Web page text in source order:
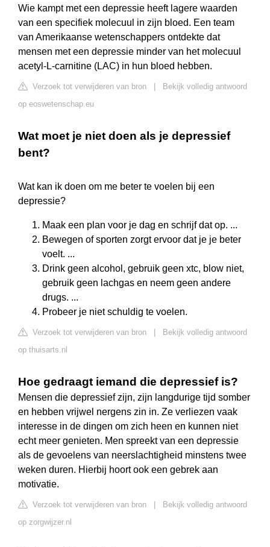
Wie kampt met een depressie heeft lagere waarden
van een specifiek molecuul in zijn bloed. Een team
van Amerikaanse wetenschappers ontdekte dat
mensen met een depressie minder van het molecuul
acetyl-L-carnitine (LAC) in hun bloed hebben.
Verzoek tot verwijderen van bron
Bekijk volledig antwoord
op eoswetenschap.eu
Wat moet je niet doen als je depressief
bent?
Wat kan ik doen om me beter te voelen bij een
depressie?
Maak een plan voor je dag en schrijf dat op. ...
Bewegen of sporten zorgt ervoor dat je je beter
voelt. ...
Drink geen alcohol, gebruik geen xtc, blow niet,
gebruik geen lachgas en neem geen andere
drugs. ...
Probeer je niet schuldig te voelen.
Verzoek tot verwijderen van bron
Bekijk volledig antwoord
op thuisarts.nl
Hoe gedraagt iemand die depressief is?
Mensen die depressief zijn, zijn langdurige tijd somber
en hebben vrijwel nergens zin in. Ze verliezen vaak
interesse in de dingen om zich heen en kunnen niet
echt meer genieten. Men spreekt van een depressie
als de gevoelens van neerslachtigheid minstens twee
weken duren. Hierbij hoort ook een gebrek aan
motivatie.
Verzoek tot verwijderen van bron
Bekijk volledig antwoord
op zorgwijzer.nl